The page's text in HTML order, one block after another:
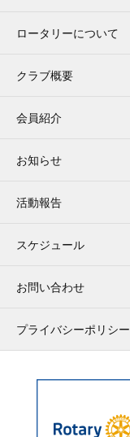
ロータリーについて
クラブ概要
会員紹介
お知らせ
活動報告
スケジュール
お問い合わせ
プライバシーポリシー